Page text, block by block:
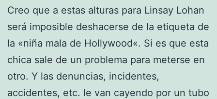
Creo que a estas alturas para Linsay Lohan
será imposible deshacerse de la etiqueta de
la «niña mala de Hollywood«. Si es que esta
chica sale de un problema para meterse en
otro. Y las denuncias, incidentes,
accidentes, etc. le van cayendo por un tubo